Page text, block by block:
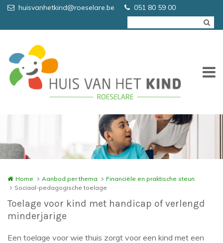
Overslaan en naar de inhoud gaan
huisvanhetkind@roeselare.be 051 80 59 00
Home Aanbod per thema
Financiële en praktische steun
Sociaal-pedagogische toelage
Toelage voor kind met handicap of verlengd
minderjarige
Een toelage voor wie thuis zorgt voor een kind met een